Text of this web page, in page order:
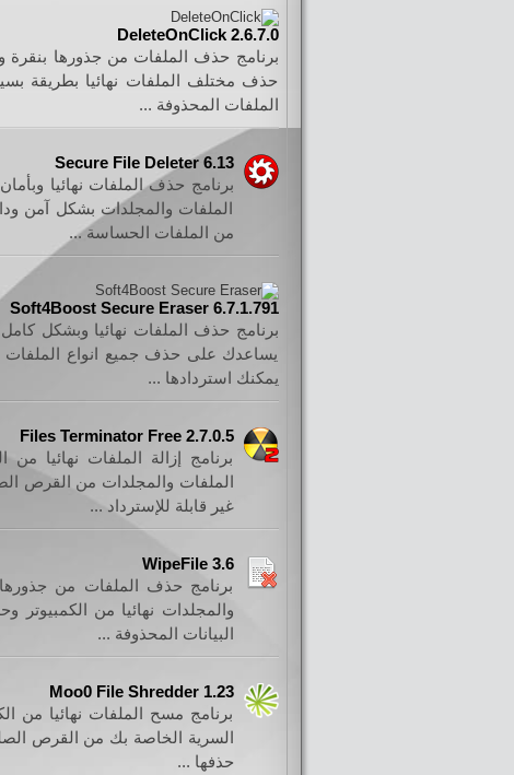
DeleteOnClick 2.6.7.0
برنامج حذف الملفات من جذورها
حذف مختلف الملفات نهائيا بطريقة
الملفات المحذوفة ...
Secure File Deleter 6.13
برنامج حذف الملفات نهائيا
الملفات والمجلدات بشكل آمن
من الملفات الحساسة ...
Soft4Boost Secure Eraser 6.7.1.791
برنامج حذف الملفات نهائيا وبشكل
يساعدك على حذف جميع انواع الملفات
يمكنك استردادها ...
Files Terminator Free 2.7.0.5
برنامج إزالة الملفات نهائيا
الملفات والمجلدات من القرص
غير قابلة للإسترداد ...
WipeFile 3.6
برنامج حذف الملفات من
والمجلدات نهائيا من الكمبيوتر
البيانات المحذوفة ...
Moo0 File Shredder 1.23
برنامج مسح الملفات نهائيا من
السرية الخاصة بك من القرص
حذفها ...